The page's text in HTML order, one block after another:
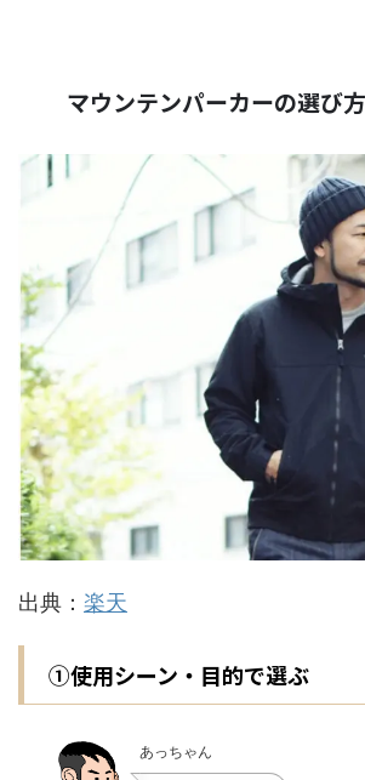
マウンテンパーカーの選び方
出典： 楽天
①使用シーン・目的で選ぶ
あっちゃん